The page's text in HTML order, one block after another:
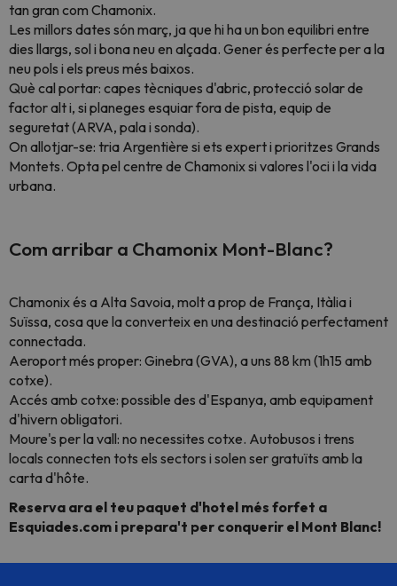
tan gran com Chamonix.
Les millors dates són març, ja que hi ha un bon equilibri entre
dies llargs, sol i bona neu en alçada. Gener és perfecte per a la
neu pols i els preus més baixos.
Què cal portar: capes tècniques d'abric, protecció solar de
factor alt i, si planeges esquiar fora de pista, equip de
seguretat (ARVA, pala i sonda).
On allotjar-se: tria Argentière si ets expert i prioritzes Grands
Montets. Opta pel centre de Chamonix si valores l'oci i la vida
urbana.
Com arribar a Chamonix Mont-Blanc?
Chamonix és a Alta Savoia, molt a prop de França, Itàlia i
Suïssa, cosa que la converteix en una destinació perfectament
connectada.
Aeroport més proper: Ginebra (GVA), a uns 88 km (1h15 amb
cotxe).
Accés amb cotxe: possible des d'Espanya, amb equipament
d'hivern obligatori.
Moure's per la vall: no necessites cotxe. Autobusos i trens
locals connecten tots els sectors i solen ser gratuïts amb la
carta d'hôte.
Reserva ara el teu paquet d'hotel més forfet a
Esquiades.com i prepara't per conquerir el Mont Blanc!